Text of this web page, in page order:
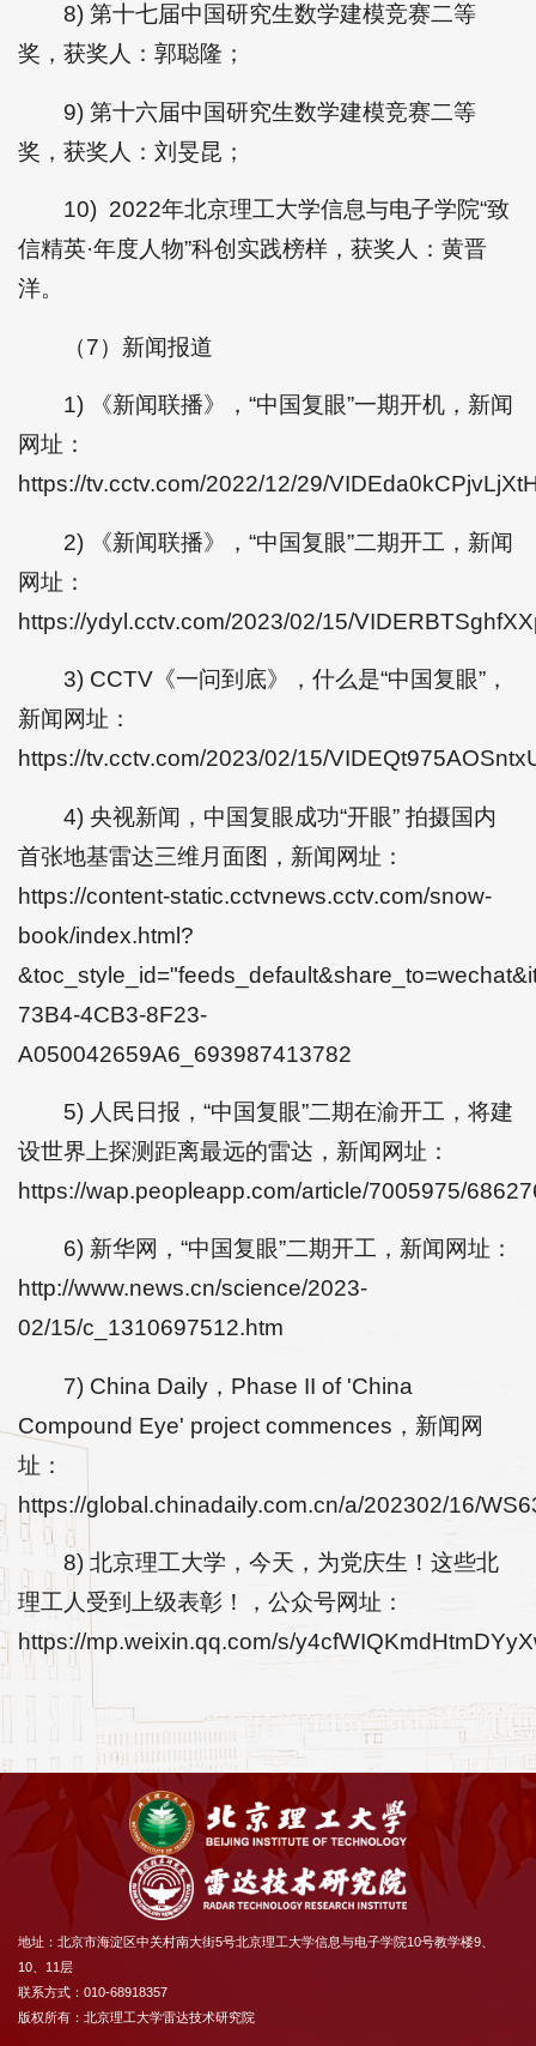
8) 第十七届中国研究生数学建模竞赛二等
奖，获奖人：郭聪隆；
9) 第十六届中国研究生数学建模竞赛二等
奖，获奖人：刘旻昆；
10) 2022年北京理工大学信息与电子学院“致
信精英·年度人物”科创实践榜样，获奖人：黄晋
洋。
（7）新闻报道
1) 《新闻联播》，“中国复眼”一期开机，新闻
网址：
https://tv.cctv.com/2022/12/29/
2) 《新闻联播》，“中国复眼”二期开工，新闻
网址：
https://ydyl.cctv.com/2023/02/15/
3) CCTV《一问到底》，什么是“中国复眼”，
新闻网址：
https://tv.cctv.com/2023/02/15/
4) 央视新闻，中国复眼成功“开眼” 拍摄国内
首张地基雷达三维月面图，新闻网址：
https://content-static.cctvnews.cctv.com/snow-
book/index.html?
73B4-4CB3-8F23-
A050042659A6_693987413782
5) 人民日报，“中国复眼”二期在渝开工，将建
设世界上探测距离最远的雷达，新闻网址：
https://wap.peopleapp.com/article/7005975/
6) 新华网，“中国复眼”二期开工，新闻网址：
http://www.news.cn/science/2023-
02/15/c_1310697512.htm
7) China Daily，Phase II of 'China
Compound Eye' project commences，新闻网
址：
https://global.chinadaily.com.cn/a/202302/16/
8) 北京理工大学，今天，为党庆生！这些北
理工人受到上级表彰！，公众号网址：
https://mp.weixin.qq.com/s/
地址：北京市海淀区中关村南大街5号北京理工大学信息与电子学院10号教学楼9、
10、11层
联系方式：010-68918357
版权所有：北京理工大学雷达技术研究院